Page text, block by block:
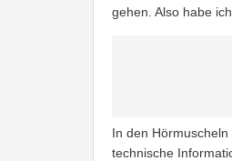
gehen. Also habe
In den
technische